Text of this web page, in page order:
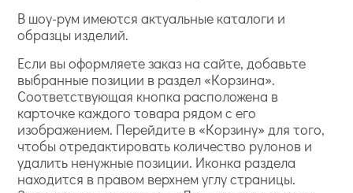
В шоу-рум имеются актуальные каталоги и
образцы изделий.
Если вы оформляете заказ на сайте, добавьте
выбранные позиции в раздел «Корзина».
Соответствующая кнопка расположена в
карточке каждого товара рядом с его
изображением. Перейдите в «Корзину» для того,
чтобы отредактировать количество рулонов и
удалить ненужные позиции. Иконка раздела
находится в правом верхнем углу страницы.